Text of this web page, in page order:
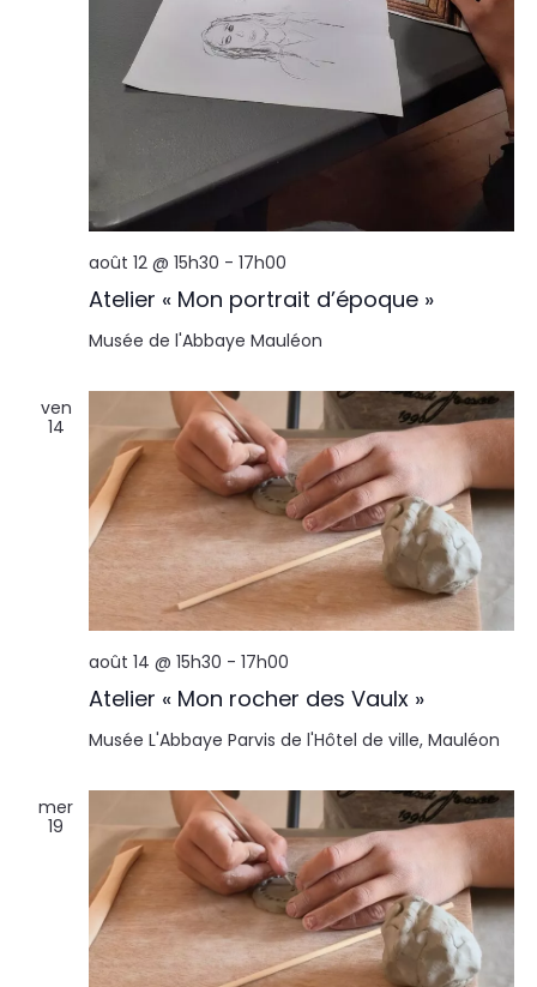
Atelier « Mon portrait d’époque »
août 12 @ 15h30 - 17h00
Musée de l'Abbaye Mauléon
ven
14
Atelier « Mon rocher des Vaulx »
août 14 @ 15h30 - 17h00
Musée L'Abbaye Parvis de l'Hôtel de ville, Mauléon
mer
19